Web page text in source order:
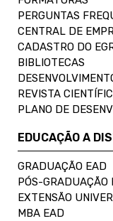
PERGUNTAS
CENTRAL DE
CADASTRO DO
BIBLIOTECAS
REVISTA
PLANO DE
EDUCAÇÃO A
GRADUAÇÃO EAD
PÓS-GRADUAÇÃO
EXTENSÃO
MBA EAD